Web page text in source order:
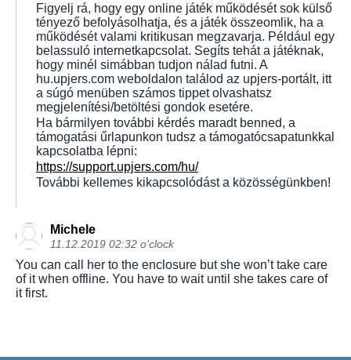
Figyelj rá, hogy egy online játék működését sok külső
tényező befolyásolhatja, és a játék összeomlik, ha a
működését valami kritikusan megzavarja. Például egy
belassuló internetkapcsolat. Segíts tehát a játéknak,
hogy minél simábban tudjon nálad futni. A
hu.upjers.com weboldalon találod az upjers-portált, itt
a súgó menüben számos tippet olvashatsz
megjelenítési/betöltési gondok esetére.
Ha bármilyen további kérdés maradt benned, a
támogatási űrlapunkon tudsz a támogatócsapatunkkal
kapcsolatba lépni:
https://support.upjers.com/hu/
További kellemes kikapcsolódást a közösségünkben!
Michele
11.12.2019 02:32 o'clock
You can call her to the enclosure but she won’t take care
of it when offline. You have to wait until she takes care of
it first.